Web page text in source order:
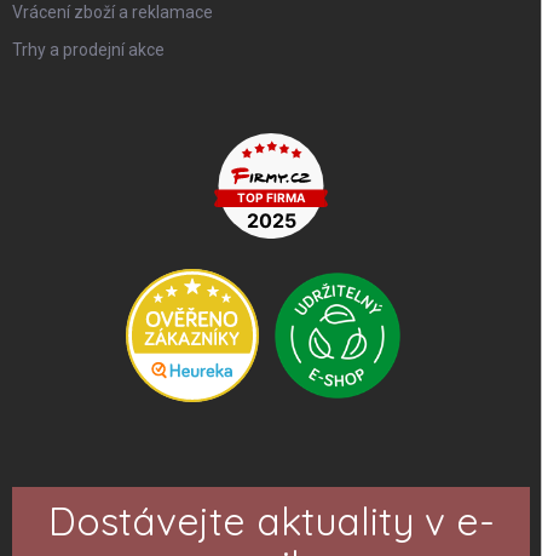
Vrácení zboží a reklamace
Trhy a prodejní akce
Dostávejte aktuality v e-